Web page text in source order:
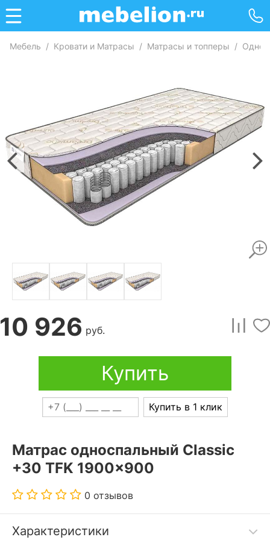
Мебель / Кровати и Матрасы / Матрасы и топперы /
10 926 руб.
Купить
Купить в 1 клик
Матрас односпальный Classic
+30 TFK 1900x900
0 отзывов
Характеристики